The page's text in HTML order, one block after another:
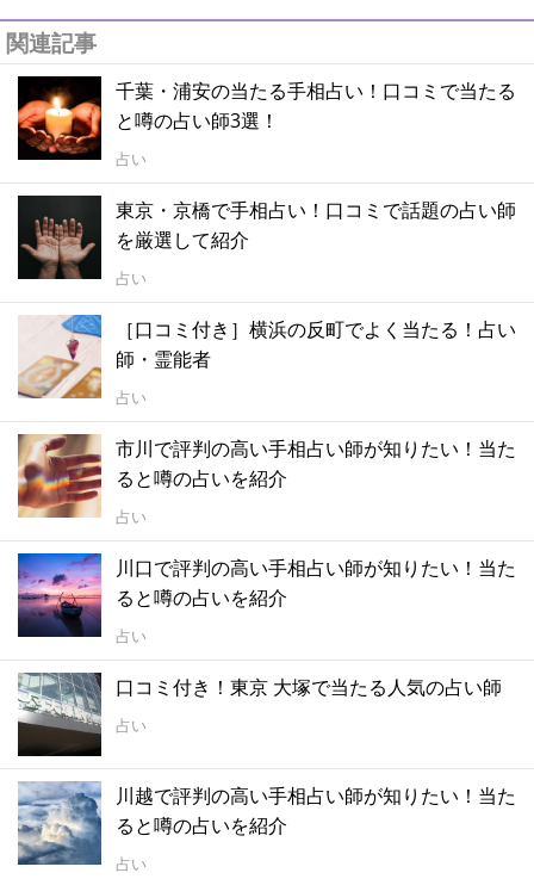
関連記事
千葉・浦安の当たる手相占い！口コミで当たる
と噂の占い師3選！
占い
東京・京橋で手相占い！口コミで話題の占い師
を厳選して紹介
占い
［口コミ付き］横浜の反町でよく当たる！占い
師・霊能者
占い
市川で評判の高い手相占い師が知りたい！当た
ると噂の占いを紹介
占い
川口で評判の高い手相占い師が知りたい！当た
ると噂の占いを紹介
占い
口コミ付き！東京 大塚で当たる人気の占い師
占い
川越で評判の高い手相占い師が知りたい！当た
ると噂の占いを紹介
占い